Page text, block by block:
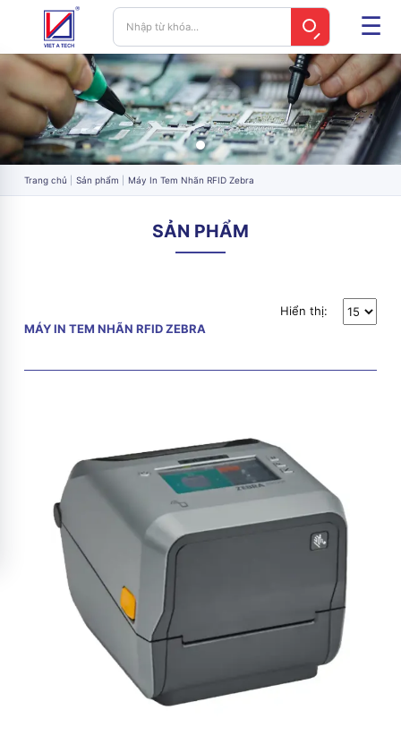
Trang chủ Sản phẩm Máy In Tem Nhãn RFID Zebra
SẢN PHẨM
MÁY IN TEM NHÃN RFID ZEBRA
Hiển thị: